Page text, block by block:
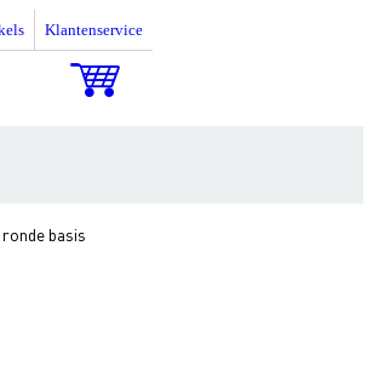
Klantenservice
basis